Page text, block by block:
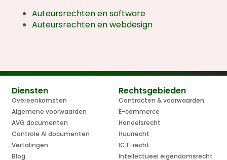
Auteursrechten en software
Auteursrechten en webdesign
Diensten
Overeenkomsten
Algemene voorwaarden
AVG documenten
Controle AI documenten
Vertalingen
Blog
Rechtsgebieden
Contracten & voorwaarden
E-commerce
Handelsrecht
Huurrecht
ICT-recht
Intellectueel eigendomsrecht